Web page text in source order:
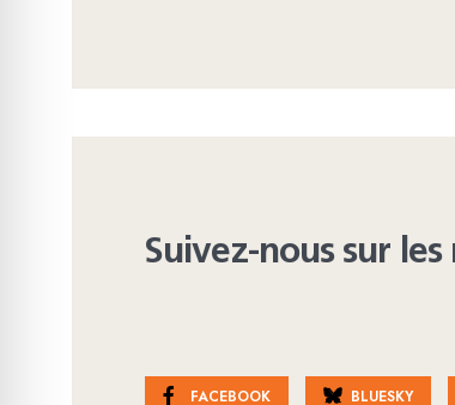
Suivez-nous sur
FACEBOOK BLUESKY